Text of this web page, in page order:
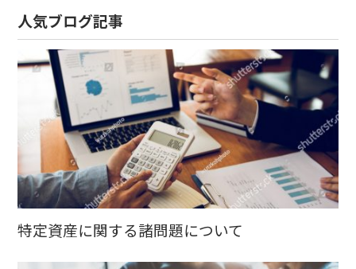
人気ブログ記事
特定資産に関する諸問題について